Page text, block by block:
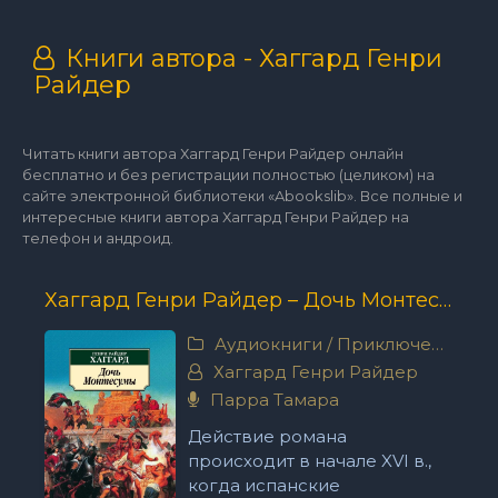
Книги автора - Хаггард Генри
Райдер
Читать книги автора Хаггард Генри Райдер онлайн
бесплатно и без регистрации полностью (целиком) на
сайте электронной библиотеки «Abookslib». Все полные и
интересные книги автора Хаггард Генри Райдер на
телефон и андроид.
Хаггард Генри Райдер – Дочь Монтесумы
Аудиокниги / Приключения
Хаггард Генри Райдер
Парра Тамара
Действие романа
происходит в начале XVI в.,
когда испанские